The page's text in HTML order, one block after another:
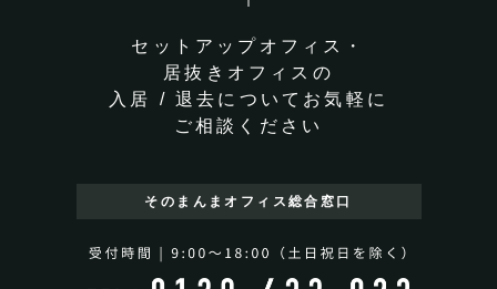
セットアップオフィス・
居抜きオフィスの
入居 / 退去についてお気軽に
ご相談ください
そのまんまオフィス 総合窓口